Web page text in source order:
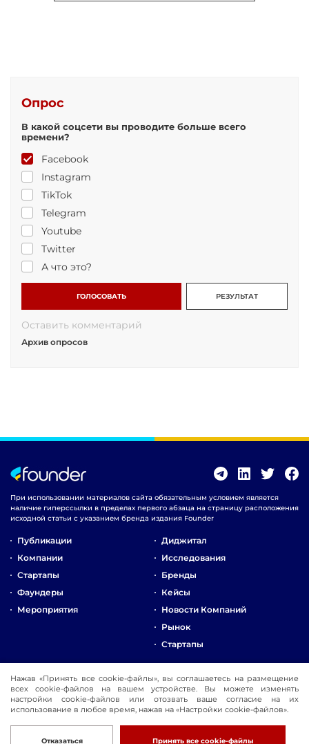
Опрос
В какой соцсети вы проводите больше всего
времени?
Facebook
Instagram
TikTok
Telegram
Youtube
Twitter
А что это?
ГОЛОСОВАТЬ РЕЗУЛЬТАТ
Оставить комментарий
Архив опросов
При использовании материалов сайта обязательным условием является
наличие гиперссылки в пределах первого абзаца на страницу расположения
исходной статьи с указанием бренда издания Founder
Публикации
Компании
Стартапы
Фаундеры
Мероприятия
Диджитал
Исследования
Бренды
Кейсы
Новости Компаний
Рынок
Стартапы
Реклама
Контакты
© 2016-2026 Founder Разработка
Нажав «Принять все cookie-файлы», вы соглашаетесь на размещение
всех cookie-файлов на вашем устройстве. Вы можете изменять
настройки cookie-файлов или отозвать ваше согласие на их
использование в любое время, нажав на «Настройки cookie-файлов».
Отказаться Принять все cookie-файлы